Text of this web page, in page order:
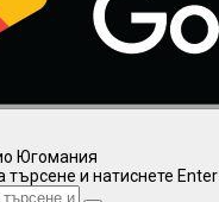
Югомания
и натиснете Enter